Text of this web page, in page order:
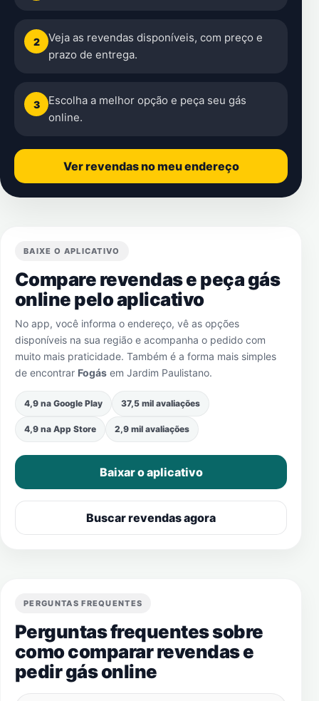
2
Veja as revendas disponíveis, com preço e
prazo de entrega.
3
Escolha a melhor opção e peça seu gás
online.
Ver revendas no meu endereço
BAIXE O APLICATIVO
Compare revendas e peça gás
online pelo aplicativo
No app, você informa o endereço, vê as opções
disponíveis na sua região e acompanha o pedido com
muito mais praticidade. Também é a forma mais simples
de encontrar Fogás em Jardim Paulistano.
4,9 na Google Play 37,5 mil avaliações
4,9 na App Store 2,9 mil avaliações
Baixar o aplicativo
Buscar revendas agora
PERGUNTAS FREQUENTES
Perguntas frequentes sobre
como comparar revendas e
pedir gás online